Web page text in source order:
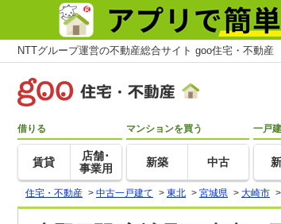
NTTグループ運営の不動産総合サイト goo住宅・不動産
借りる
賃貸
店舗･
事業用
マンションを買う
新築 中古
一戸
住宅・不動産 > 中古一戸建て > 東北 > 宮城県 > 大崎市 >